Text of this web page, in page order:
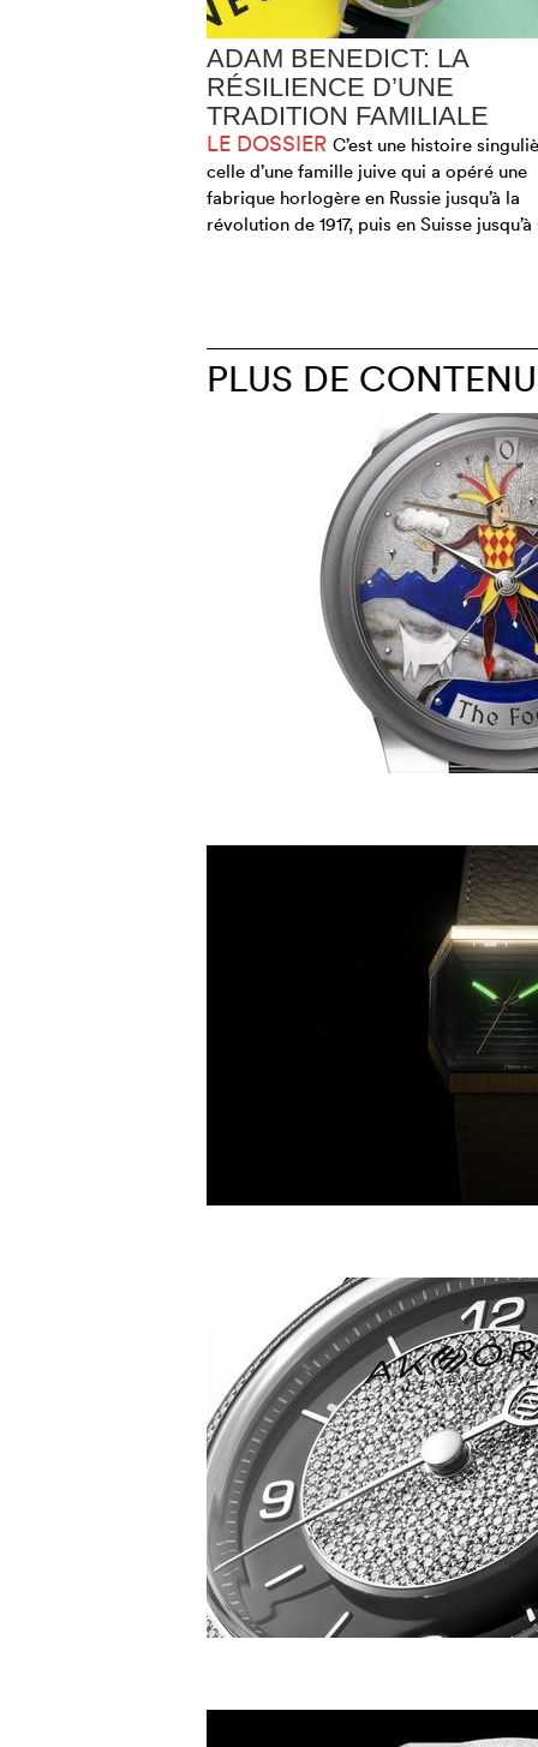
ADAM BENEDICT: LA
RÉSILIENCE D’UNE
TRADITION FAMILIALE
LE DOSSIER C’est une histoire
celle d’une famille juive qui a opéré une
fabrique horlogère en Russie jusqu’à la
révolution de 1917, puis en Suisse
PLUS DE